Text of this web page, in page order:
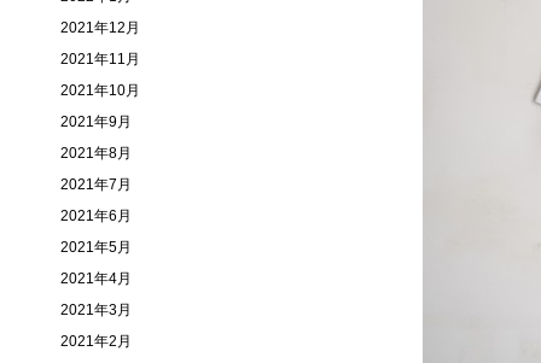
2021年12月
2021年11月
2021年10月
2021年9月
2021年8月
2021年7月
2021年6月
2021年5月
2021年4月
2021年3月
2021年2月